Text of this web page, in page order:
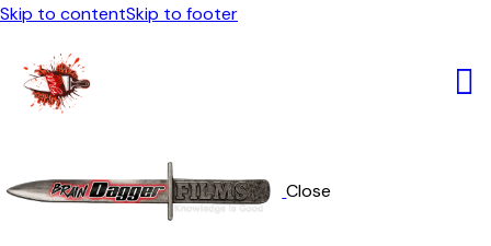
Skip to contentSkip to footer
Close